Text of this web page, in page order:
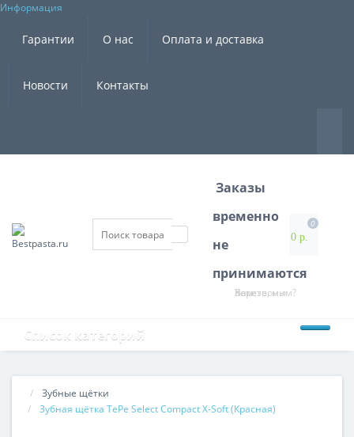
Информация
Гарантии О нас Оплата и доставка
Новости Контакты
Заказы
временно
не
принимаются
Хотите, мы Вам перезвоним?
0 р.
0
Список категорий
Зубные щётки
Зубная щётка TePe Select Compact X-Soft (Красная)